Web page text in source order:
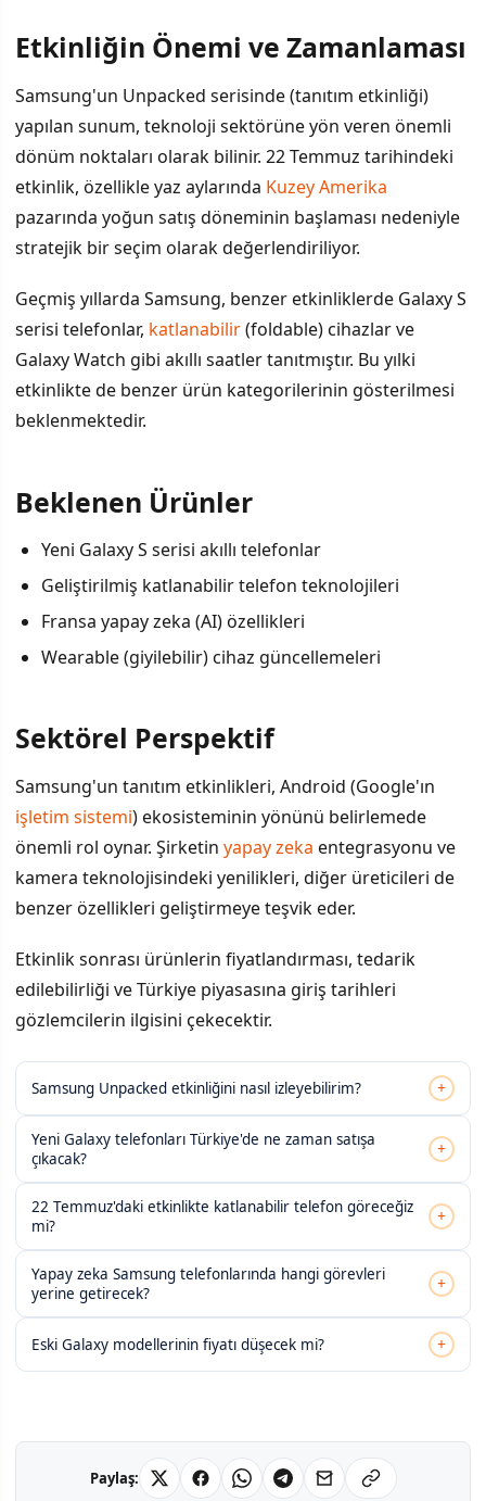
İÇINDEKILER
Etkinliğin Önemi ve Zamanlaması
Beklenen Ürünler
Sektörel Perspektif
Etkinliğin Önemi ve Zamanlaması
Samsung'un Unpacked serisinde (tanıtım etkinliği)
yapılan sunum, teknoloji sektörüne yön veren önemli
dönüm noktaları olarak bilinir. 22 Temmuz tarihindeki
etkinlik, özellikle yaz aylarında Kuzey Amerika
pazarında yoğun satış döneminin başlaması nedeniyle
stratejik bir seçim olarak değerlendiriliyor.
Geçmiş yıllarda Samsung, benzer etkinliklerde Galaxy S
serisi telefonlar, katlanabilir(foldable) cihazlar ve
Galaxy Watch gibi akıllı saatler tanıtmıştır. Bu yılki
etkinlikte de benzer ürün kategorilerinin gösterilmesi
beklenmektedir.
Beklenen Ürünler
Yeni Galaxy S serisi akıllı telefonlar
Geliştirilmiş katlanabilir telefon teknolojileri
Fransa yapay zeka (AI) özellikleri
Wearable (giyilebilir) cihaz güncellemeleri
Sektörel Perspektif
Samsung'un tanıtım etkinlikleri, Android (Google'ın
işletim sistemi) ekosisteminin yönünü belirlemede
önemli rol oynar. Şirketin yapay zeka entegrasyonu ve
kamera teknolojisindeki yenilikleri, diğer üreticileri de
benzer özellikleri geliştirmeye teşvik eder.
Etkinlik sonrası ürünlerin fiyatlandırması, tedarik
edilebilirliği ve Türkiye piyasasına giriş tarihleri
gözlemcilerin ilgisini çekecektir.
Samsung Unpacked etkinliğini nasıl izleyebilirim? +
Yeni Galaxy telefonları Türkiye'de ne zaman satışa
çıkacak?
+
22 Temmuz'daki etkinlikte katlanabilir telefon göreceğiz
mi?
+
Yapay zeka Samsung telefonlarında hangi görevleri
yerine getirecek?
+
Eski Galaxy modellerinin fiyatı düşecek mi? +
Paylaş: